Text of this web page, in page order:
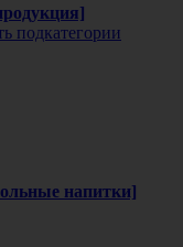
подкатегории
напитки]